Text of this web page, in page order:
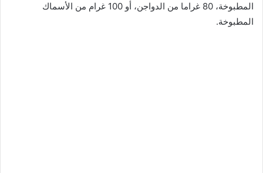
المطبوخة، 80 غراما من الدواجن، أو 100 غرام من الأسماك
المطبوخة.